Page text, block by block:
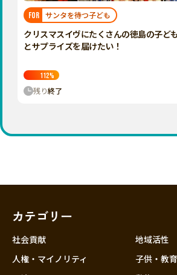
福岡 佐賀 長崎
宮崎
鹿児島 沖縄
FOR サンタを待つ子ども
クリスマスイヴにたくさんの徳島の子ど
とサプライズを届けたい！
112%
残り終了
カテゴリー
社会貢献
人権・マイノリティ
地域活性
子供・教育